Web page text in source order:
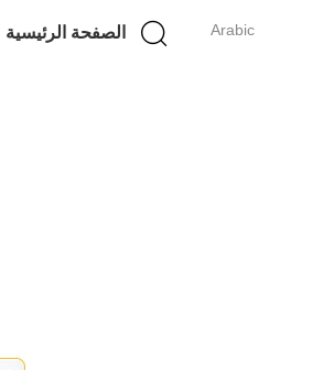
Arabic الصفحة الرئيسية